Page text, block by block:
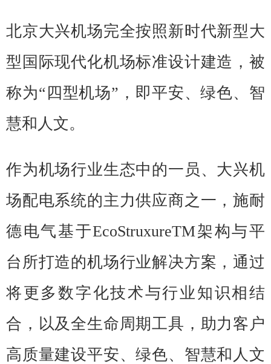
北京大兴机场完全按照新时代新型大
型国际现代化机场标准设计建造，被
称为“四型机场”，即平安、绿色、智
慧和人文。
作为机场行业生态中的一员、大兴机
场配电系统的主力供应商之一，施耐
德电气基于EcoStruxureTM架构与平
台所打造的机场行业解决方案，通过
将更多数字化技术与行业知识相结
合，以及全生命周期工具，助力客户
高质量建设平安、绿色、智慧和人文